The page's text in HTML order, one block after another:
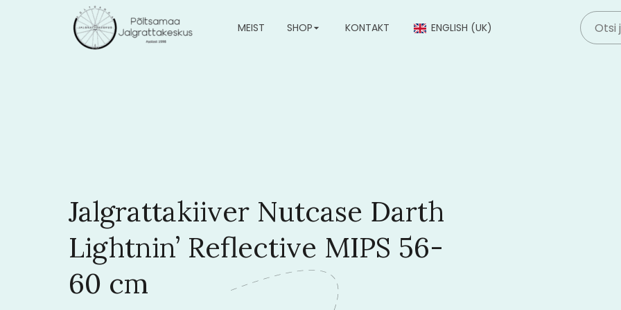
MEIST SHOP KONTAKT ENGLISH (UK)
Jalgrattakiiver Nutcase Darth
Lightnin’ Reflective MIPS 56-
60 cm